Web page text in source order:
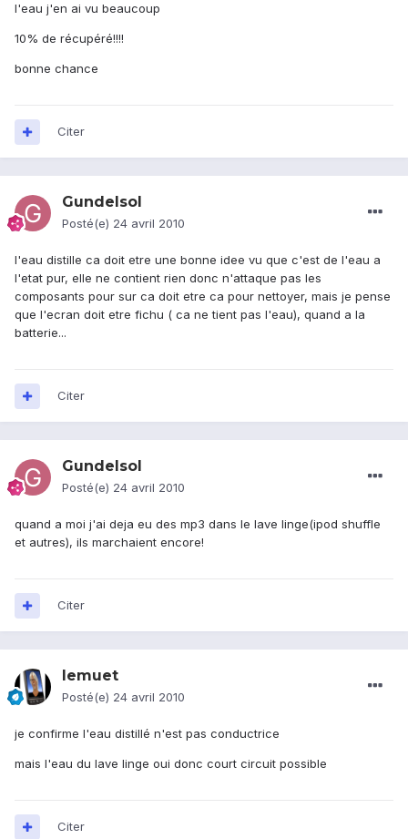
l'eau j'en ai vu beaucoup
10% de récupéré!!!!
bonne chance
Citer
Gundelsol
Posté(e) 24 avril 2010
l'eau distille ca doit etre une bonne idee vu que c'est de l'eau a
l'etat pur, elle ne contient rien donc n'attaque pas les
composants pour sur ca doit etre ca pour nettoyer, mais je pense
que l'ecran doit etre fichu ( ca ne tient pas l'eau), quand a la
batterie...
Citer
Gundelsol
Posté(e) 24 avril 2010
quand a moi j'ai deja eu des mp3 dans le lave linge(ipod shuffle
et autres), ils marchaient encore!
Citer
lemuet
Posté(e) 24 avril 2010
je confirme l'eau distillé n'est pas conductrice
mais l'eau du lave linge oui donc court circuit possible
Citer